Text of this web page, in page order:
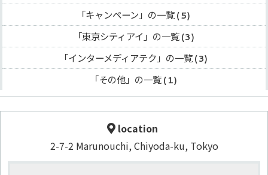
「キャンペーン」の一覧 (5)
「東京シティアイ」の一覧 (3)
「インターメディアテク」の一覧 (3)
「その他」の一覧 (1)
location
2-7-2 Marunouchi, Chiyoda-ku, Tokyo